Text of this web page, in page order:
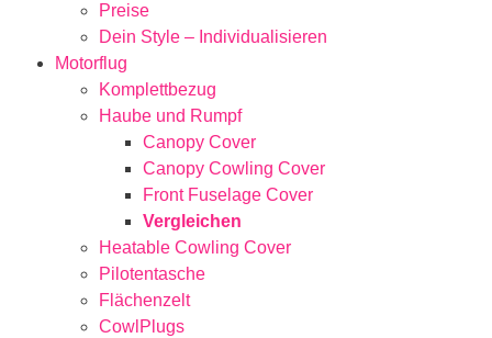
Preise
Dein Style – Individualisieren
Motorflug
Komplettbezug
Haube und Rumpf
Canopy Cover
Canopy Cowling Cover
Front Fuselage Cover
Vergleichen
Heatable Cowling Cover
Pilotentasche
Flächenzelt
CowlPlugs